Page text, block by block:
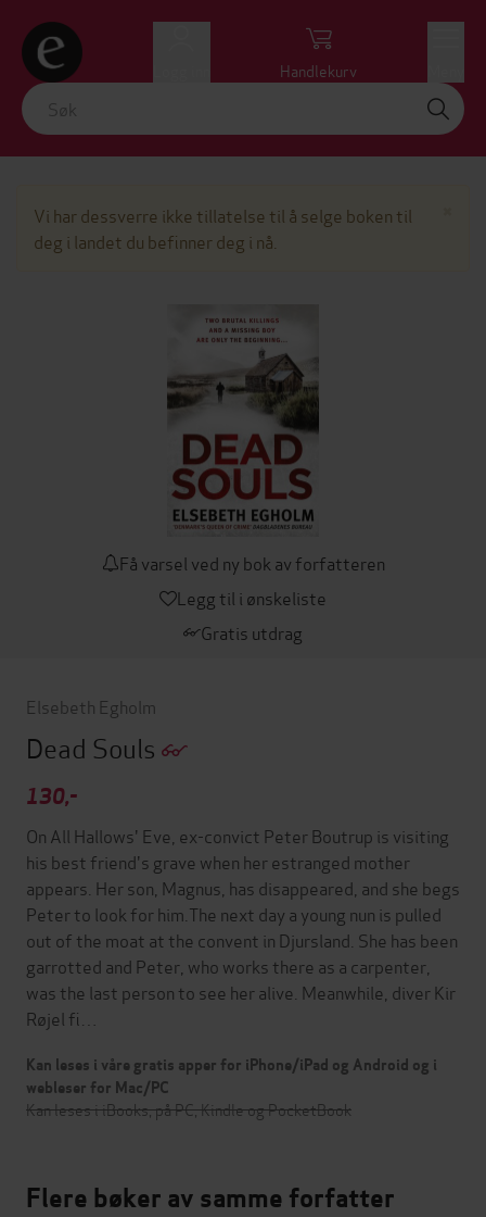
Handlekurv
Vi har dessverre ikke tillatelse til å selge boken til
deg i landet du befinner deg i nå.
Få varsel ved ny bok av forfatteren
Legg til i ønskeliste
Gratis utdrag
Elsebeth Egholm
Dead Souls
130,-
On All Hallows' Eve, ex-convict Peter Boutrup is visiting
his best friend's grave when her estranged mother
appears. Her son, Magnus, has disappeared, and she begs
Peter to look for him.The next day a young nun is pulled
out of the moat at the convent in Djursland. She has been
garrotted and Peter, who works there as a carpenter,
was the last person to see her alive. Meanwhile, diver Kir
Røjel fi…
Kan leses i våre gratis apper for iPhone/iPad og Android og i
webleser for Mac/PC
Kan leses i iBooks, på PC, Kindle og PocketBook
Flere bøker av samme forfatter